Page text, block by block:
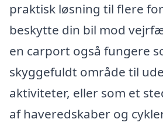
praktisk løsning til flere
beskytte din bil mod
en carport også fungere
skyggefuldt område til
aktiviteter, eller som et
af haveredskaber og